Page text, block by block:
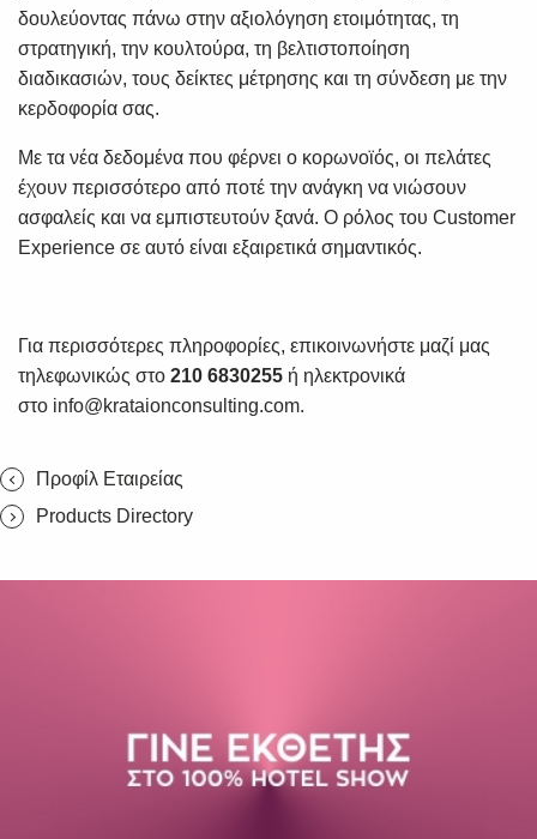
δουλεύοντας πάνω στην αξιολόγηση ετοιμότητας, τη
στρατηγική, την κουλτούρα, τη βελτιστοποίηση
διαδικασιών, τους δείκτες μέτρησης και τη σύνδεση με την
κερδοφορία σας.
Με τα νέα δεδομένα που φέρνει ο κορωνοϊός, οι πελάτες
έχουν περισσότερο από ποτέ την ανάγκη να νιώσουν
ασφαλείς και να εμπιστευτούν ξανά. Ο ρόλος του Customer
Experience σε αυτό είναι εξαιρετικά σημαντικός.
Για περισσότερες πληροφορίες, επικοινωνήστε μαζί μας
τηλεφωνικώς στο 210 6830255 ή ηλεκτρονικά
στο info@krataionconsulting.com.
Προφίλ Εταιρείας
Products Directory